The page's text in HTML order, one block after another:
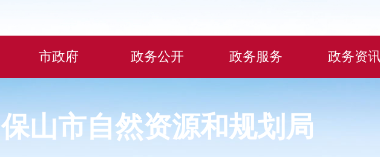
市政府 政务公开 政务服务 政务资
保山市自然资源和规划局